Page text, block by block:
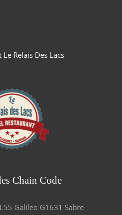
Le Relais Des Lacs
Chain Code
Galileo G1631 Sabre